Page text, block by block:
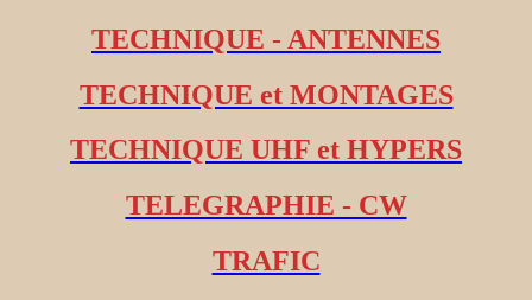
TECHNIQUE - ANTENNES
TECHNIQUE et MONTAGES
TECHNIQUE UHF et HYPERS
TELEGRAPHIE - CW
TRAFIC